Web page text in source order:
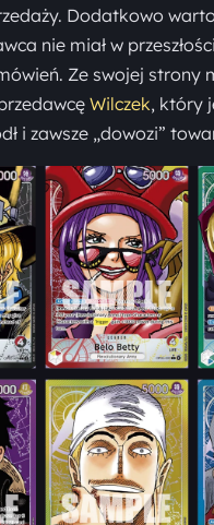
Dodatkowo
nie miał w
Ze swojej strony
Wilczek, który
i zawsze „dowozi”